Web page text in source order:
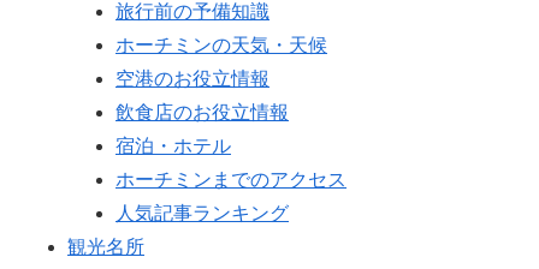
旅行前の予備知識
ホーチミンの天気・天候
空港のお役立情報
飲食店のお役立情報
宿泊・ホテル
ホーチミンまでのアクセス
人気記事ランキング
観光名所